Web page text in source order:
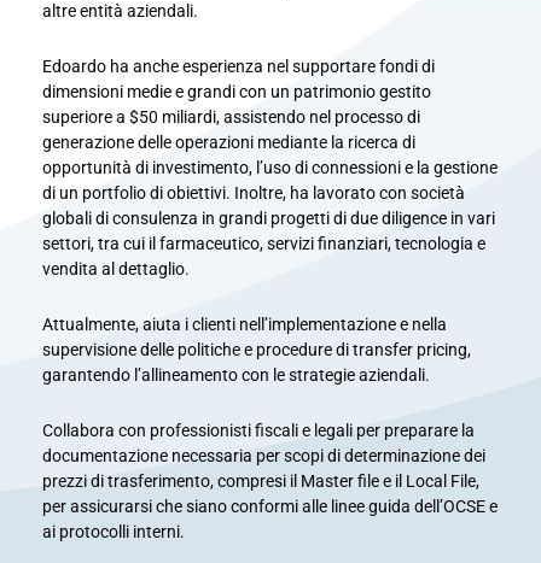
altre entità aziendali.
Edoardo ha anche esperienza nel supportare fondi di
dimensioni medie e grandi con un patrimonio gestito
superiore a $50 miliardi, assistendo nel processo di
generazione delle operazioni mediante la ricerca di
opportunità di investimento, l’uso di connessioni e la gestione
di un portfolio di obiettivi. Inoltre, ha lavorato con società
globali di consulenza in grandi progetti di due diligence in vari
settori, tra cui il farmaceutico, servizi finanziari, tecnologia e
vendita al dettaglio.
Attualmente, aiuta i clienti nell’implementazione e nella
supervisione delle politiche e procedure di transfer pricing,
garantendo l’allineamento con le strategie aziendali.
Collabora con professionisti fiscali e legali per preparare la
documentazione necessaria per scopi di determinazione dei
prezzi di trasferimento, compresi il Master file e il Local File,
per assicurarsi che siano conformi alle linee guida dell’OCSE e
ai protocolli interni.